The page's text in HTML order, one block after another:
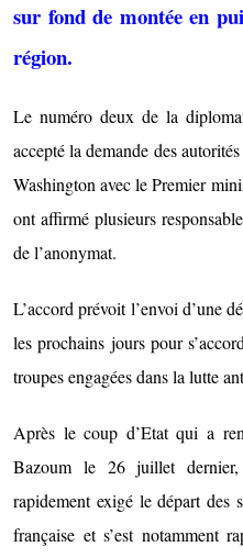
sur fond de montée en
région.
Le numéro deux de la
accepté la demande des
Washington avec le Premier
ont affirmé plusieurs
de l’anonymat.
L’accord prévoit l’envoi d’une
les prochains jours pour
troupes engagées dans la lutte
Après le coup d’Etat qui a
Bazoum le 26 juillet
rapidement exigé le départ des
française et s’est notamment